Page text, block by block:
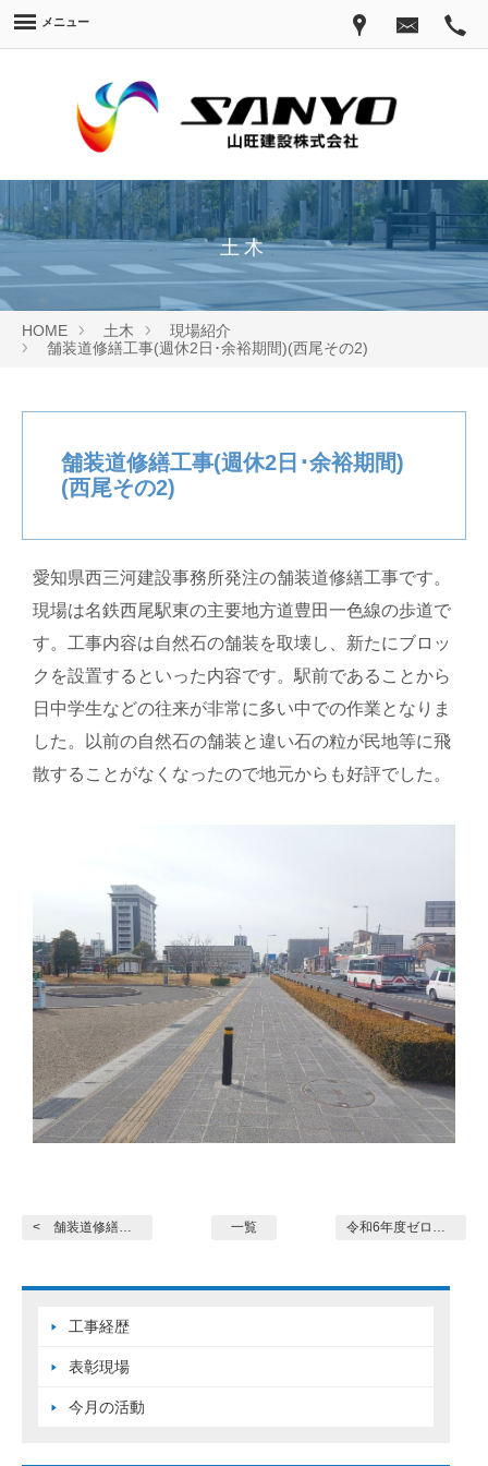
メニュー
土木
HOME 土木
現場紹介
舗装道修繕工事(週休2日･余裕期間)(西尾その2)
舗装道修繕工事(週休2日･余裕期間)
(西尾その2)
愛知県西三河建設事務所発注の舗装道修繕工事です。
現場は名鉄西尾駅東の主要地方道豊田一色線の歩道で
す。工事内容は自然石の舗装を取壊し、新たにブロッ
クを設置するといった内容です。駅前であることから
日中学生などの往来が非常に多い中での作業となりま
した。以前の自然石の舗装と違い石の粒が民地等に飛
散することがなくなったので地元からも好評でした。
一覧
工事経歴
表彰現場
今月の活動